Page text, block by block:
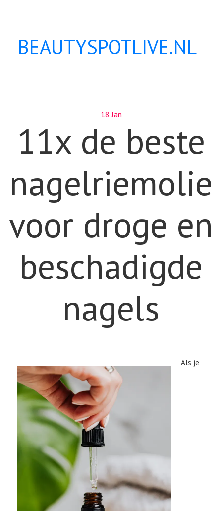
BEAUTYSPOTLIVE.NL
18 Jan
11x de beste
nagelriemolie
voor droge en
beschadigde
nagels
Als je